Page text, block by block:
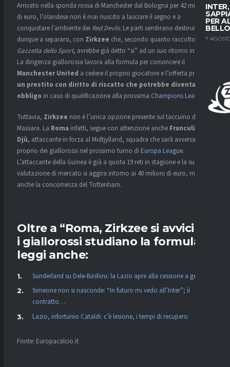
PER
7
Arrivato nella sponda rossa di Manchester dal Bologna per 42 milioni
di euro, l’olandese non è mai riuscito a lasciare il segno e a
conquistare l’ambiente dei Red Devils. Le parti sembrano destinate
dunque a separarsi, con Zirkzee che, secondo quanto raccolto daLa
Gazzetta dello Sport, avrebbe già detto “si” ad un suo ritorno in Italia.
La dirigenza giallorossa lavora alla formula per convincere il
Manchester United a cedere il proprio giocatore e l’offerta prevede
un prestito con diritto di riscatto che potrebbe diventare
obbligo in caso di qualificazione alla prossima Champions League
Tuttavia, Zirkzee non è l’unica opzione presente sul taccuino del ds
Massara. La Roma infatti, segue con attenzione anche Franculino
Djù, attaccante in forza al Midtjylland, squadra che sarà avversaria
proprio dei giallorossi nel prossimo turno di Europa League.
L’attaccante della Guinea è già a quota 19 reti in stagione e la sua
valutazione di mercato si aggira intorno ai 40 milioni di euro, ma c’è
anche la concorrenza del Tottenham.
Oltre a “Roma, Zirkzee si avvicina:
i giallorossi studiano la formula”
leggi anche:
Sunderland su Dele-Bashiru: la Lazio apre alla cessione a gennaio
Simeone non si nasconde: “In futuro mi vedo all’Inter”; il
contratto…
Lazio, infortunio Cataldi: c’è lesione, i tempi di recupero
Fonte: Europacalcio.it